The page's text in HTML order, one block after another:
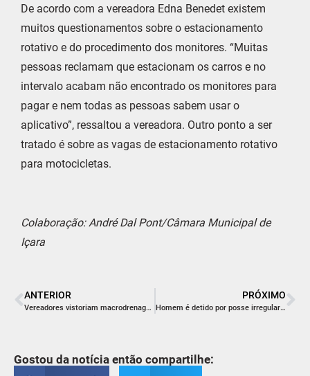
De acordo com a vereadora Edna Benedet existem
muitos questionamentos sobre o estacionamento
rotativo e do procedimento dos monitores. “Muitas
pessoas reclamam que estacionam os carros e no
intervalo acabam não encontrado os monitores para
pagar e nem todas as pessoas sabem usar o
aplicativo”, ressaltou a vereadora. Outro ponto a ser
tratado é sobre as vagas de estacionamento rotativo
para motocicletas.
Colaboração: André Dal Pont/Câmara Municipal de
Içara
ANTERIOR
Vereadores vistoriam macrodrenagem no Mareli
PRÓXIMO
Homem é detido por posse irregular de arma de fogo
Gostou da notícia então compartilhe: